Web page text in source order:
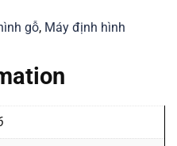
gỗ, Máy định hình